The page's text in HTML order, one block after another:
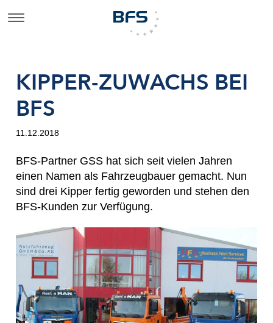
KIPPER-ZUWACHS BEI
BFS
11.12.2018
BFS-Partner GSS hat sich seit vielen Jahren
einen Namen als Fahrzeugbauer gemacht. Nun
sind drei Kipper fertig geworden und stehen den
BFS-Kunden zur Verfügung.